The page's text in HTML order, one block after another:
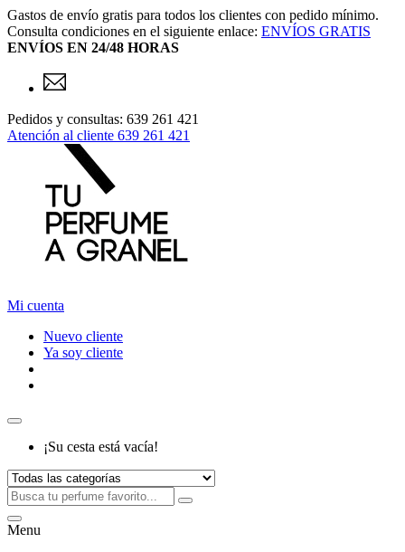
Gastos de envío gratis para todos los clientes con pedido mínimo.
Consulta condiciones en el siguiente enlace: ENVÍOS GRATIS
ENVÍOS EN 24/48 HORAS
Pedidos y consultas: 639 261 421
Atención al cliente 639 261 421
Mi cuenta
Nuevo cliente
Ya soy cliente
¡Su cesta está vacía!
Menu